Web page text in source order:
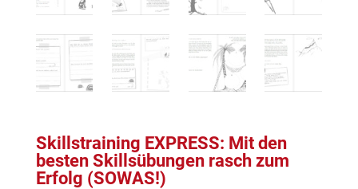
Skillstraining EXPRESS: Mit den
besten Skillsübungen rasch zum
Erfolg (SOWAS!)